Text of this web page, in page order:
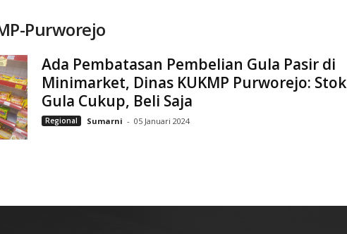
Purworejo
Ada Pembatasan Pembelian Gula Pasir di
Minimarket, Dinas KUKMP Purworejo: Stok
Gula Cukup, Beli Saja
Regional Sumarni - 05 Januari 2024